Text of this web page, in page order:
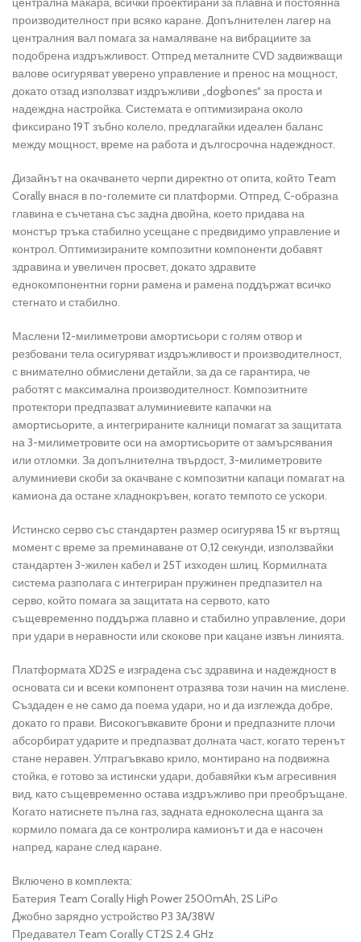
производителност при всяко каране. Допълнителен лагер на
централния вал помага за намаляване на вибрациите за
подобрена издръжливост. Отпред металните CVD задвижващи
валове осигуряват уверено управление и пренос на мощност,
докато отзад използват издръжливи „dogbones“ за проста и
надеждна настройка. Системата е оптимизирана около
фиксирано 19T зъбно колело, предлагайки идеален баланс
между мощност, време на работа и дългосрочна надеждност.
Дизайнът на окачването черпи директно от опита, който Team
Corally внася в по-големите си платформи. Отпред, C-образна
главина е съчетана със задна двойна, което придава на
монстър тръка стабилно усещане с предвидимо управление и
контрол. Оптимизираните композитни компоненти добавят
здравина и увеличен просвет, докато здравите
еднокомпонентни горни рамена и рамена поддържат всичко
стегнато и стабилно.
Маслени 12-милиметрови амортисьори с голям отвор и
резбовани тела осигуряват издръжливост и производителност,
с внимателно обмислени детайли, за да се гарантира, че
работят с максимална производителност. Композитните
протектори предпазват алуминиевите капачки на
амортисьорите, а интегрираните калници помагат за защитата
на 3-милиметровите оси на амортисьорите от замърсявания
или отломки. За допълнителна твърдост, 3-милиметровите
алуминиеви скоби за окачване с композитни капаци помагат на
камиона да остане хладнокръвен, когато темпото се ускори.
Истинско серво със стандартен размер осигурява 15 кг въртящ
момент с време за преминаване от 0,12 секунди, използвайки
стандартен 3-жилен кабел и 25T изходен шлиц. Кормилната
система разполага с интегриран пружинен предпазител на
серво, който помага за защитата на сервото, като
същевременно поддържа плавно и стабилно управление, дори
при удари в неравности или скокове при кацане извън линията.
Платформата XD2S е изградена със здравина и надеждност в
основата си и всеки компонент отразява този начин на мислене.
Създаден е не само да поема удари, но и да изглежда добре,
докато го прави. Високогъвкавите брони и предпазните плочи
абсорбират ударите и предпазват долната част, когато теренът
стане неравен. Ултрагъвкаво крило, монтирано на подвижна
стойка, е готово за истински удари, добавяйки към агресивния
вид, като същевременно остава издръжливо при преобръщане.
Когато натиснете пълна газ, задната едноколесна щанга за
кормило помага да се контролира камионът и да е насочен
напред, каране след каране.
Включено в комплекта:
Батерия Team Corally High Power 2500mAh, 2S LiPo
Джобно зарядно устройство P3 3A/38W
Предавател Team Corally CT2S 2.4 GHz